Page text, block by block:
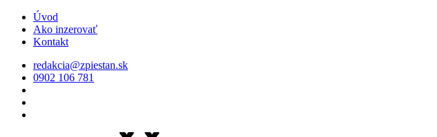
Úvod
Ako inzerovať
Kontakt
redakcia@zpiestan.sk
0902 106 781